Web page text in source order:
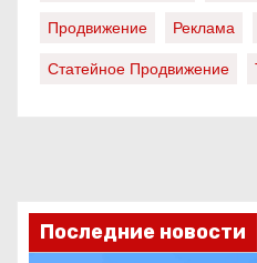
Продвижение
Реклама
Статейное Продвижение
Последние новости